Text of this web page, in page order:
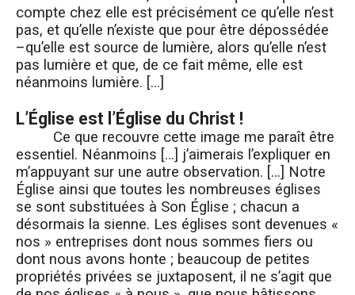
compte chez elle est précisément ce qu’elle n’est
pas, et qu’elle n’existe que pour être dépossédée
–qu’elle est source de lumière, alors qu’elle n’est
pas lumière et que, de ce fait même, elle est
néanmoins lumière. […]
L’Église est l’Église du Christ !
Ce que recouvre cette image me paraît être
essentiel. Néanmoins […] j’aimerais l’expliquer en
m’appuyant sur une autre observation. […] Notre
Église ainsi que toutes les nombreuses églises
se sont substituées à Son Église ; chacun a
désormais la sienne. Les églises sont devenues «
nos » entreprises dont nous sommes fiers ou
dont nous avons honte ; beaucoup de petites
propriétés privées se juxtaposent, il ne s’agit que